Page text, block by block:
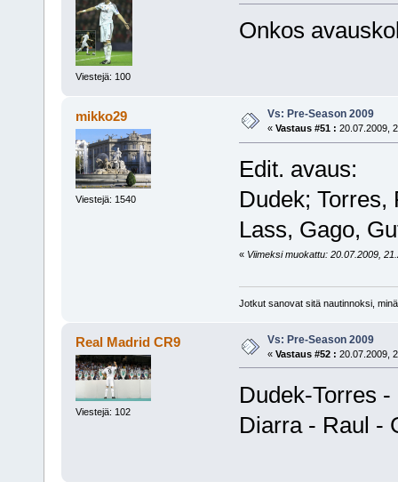
Viestejä: 100
Onkos
mikko29
Viestejä: 1540
Vs: Pre-Season 2009
« Vastaus #51 : 20.07.2009,
Edit. avaus:
Dudek;
Lass, Gago,
« Viimeksi muokattu: 20.07.2009,
Jotkut sanovat sitä nautinnoksi,
Real Madrid CR9
Viestejä: 102
Vs: Pre-Season 2009
« Vastaus #52 : 20.07.2009,
Dudek-Torres
Diarra - Raul -